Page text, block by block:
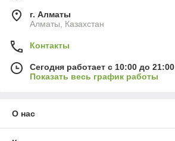
г. Алматы
Алматы, Казахстан
Контакты
Сегодня работает с 10:00 до 21:00
Показать весь график работы
О нас